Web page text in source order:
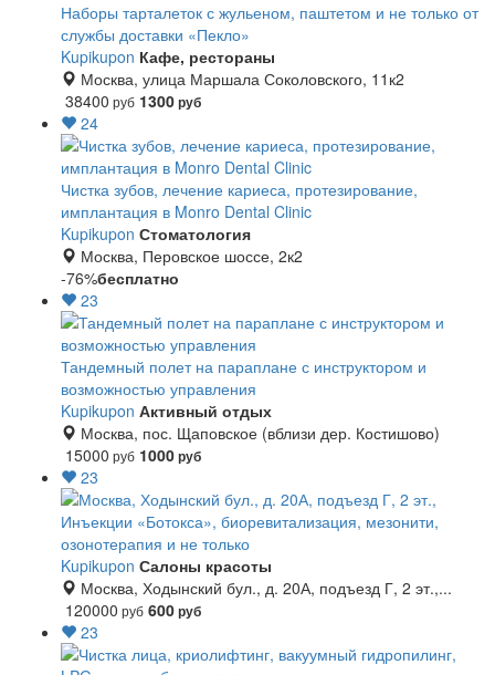
Наборы тарталеток с жульеном, паштетом и не только от
службы доставки «Пекло»
Kupikupon Кафе, рестораны
Москва, улица Маршала Соколовского, 11к2
38400 руб 1300руб
24
Чистка зубов, лечение кариеса, протезирование,
имплантация в Monro Dental Clinic
Kupikupon Стоматология
Москва, Перовское шоссе, 2к2
-76%бесплатно
23
Тандемный полет на параплане с инструктором и
возможностью управления
Kupikupon Активный отдых
Москва, пос. Щаповское (вблизи дер. Костишово)
15000 руб 1000руб
23
Инъекции «Ботокса», биоревитализация, мезонити,
озонотерапия и не только
Kupikupon Салоны красоты
Москва, Ходынский бул., д. 20А, подъезд Г, 2 эт.,...
120000 руб 600руб
23